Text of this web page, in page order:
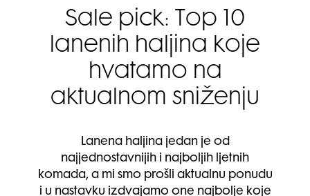
Sale pick: Top 10
lanenih haljina koje
hvatamo na
aktualnom sniženju
Lanena haljina jedan je od
najjednostavnijih i najboljih ljetnih
komada, a mi smo prošli aktualnu ponudu
i u nastavku izdvajamo one najbolje koje